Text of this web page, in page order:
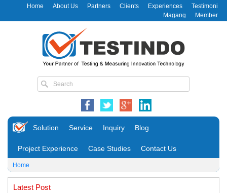
Home About Us Partners Clients Experiences
Testimoni
Magang
Member
Solution Service Inquiry Blog
Project Experience Case Studies Contact Us
Home
Latest Post